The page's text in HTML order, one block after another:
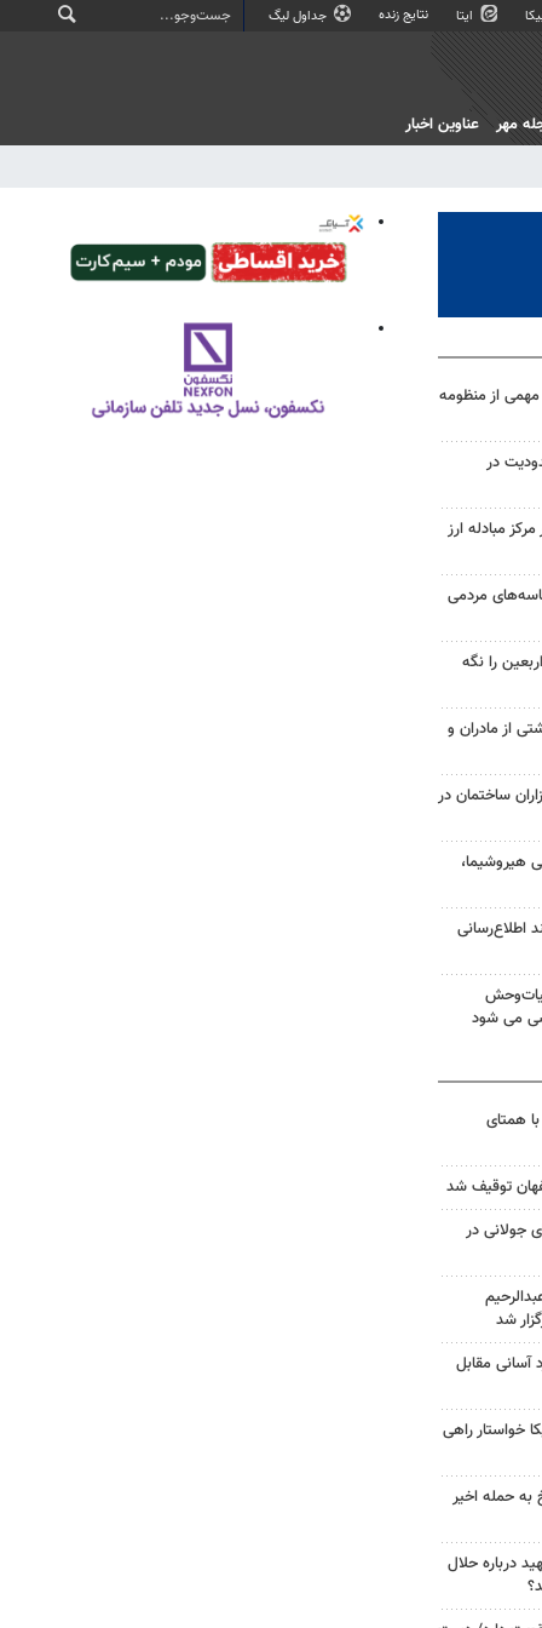
ایتا نتایج زنده جداول لیگ
مهر عناوین اخبار
از منظومه
در
مبادله ارز
مردمی
را نگه
از مادران و
ساختمان در
هیروشیما،
اطلاع‌رسانی
می شود
همتای
جولانی در
شد
آسانی مقابل
خواستار راهی
به حمله اخیر
درباره حلال